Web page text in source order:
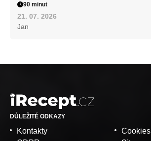
90 minut
21. 07. 2026
Jan
DŮLEŽITÉ ODKAZY
Kontakty
Cookies